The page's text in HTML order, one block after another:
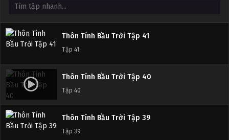
Tập 42
Thôn Tính Bầu Trời Tập 41
Tập 41
Thôn Tính Bầu Trời Tập 40
Tập 40
Thôn Tính Bầu Trời Tập 39
Tập 39